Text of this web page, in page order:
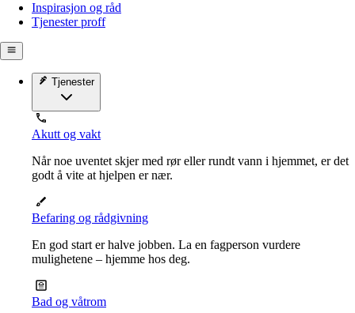
Inspirasjon og råd
Tjenester proff
Tjenester
Akutt og vakt
Når noe uventet skjer med rør eller rundt vann i hjemmet, er det
godt å vite at hjelpen er nær.
Befaring og rådgivning
En god start er halve jobben. La en fagperson vurdere
mulighetene – hjemme hos deg.
Bad og våtrom